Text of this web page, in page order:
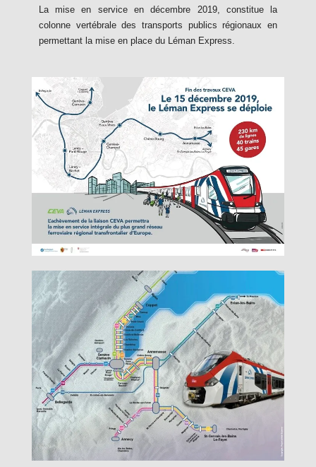
La mise en service en décembre 2019, constitue la
colonne vertébrale des transports publics régionaux en
permettant la mise en place du Léman Express.